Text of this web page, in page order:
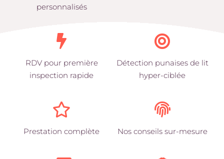
personnalisés
RDV pour première
inspection rapide
Détection punaises de lit
hyper-ciblée
Prestation complète Nos conseils sur-mesure